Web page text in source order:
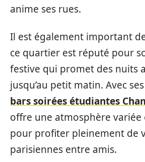
anime ses rues.
Il est également important
ce quartier est réputé pour
festive qui promet des nuits
jusqu’au petit matin. Avec
bars soirées étudiantes
offre une atmosphère
pour profiter pleinement de
parisiennes entre amis.